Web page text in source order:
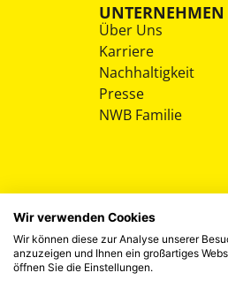
UNTERNEHMEN
Über Uns
Karriere
Nachhaltigkeit
Presse
NWB Familie
©2026
Wir verwenden Cookies
Wir können diese zur Analyse unserer
anzuzeigen und Ihnen ein großartiges
öffnen Sie die Einstellungen.